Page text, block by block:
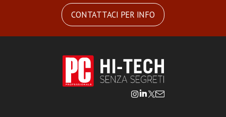
CONTATTACI PER INFO